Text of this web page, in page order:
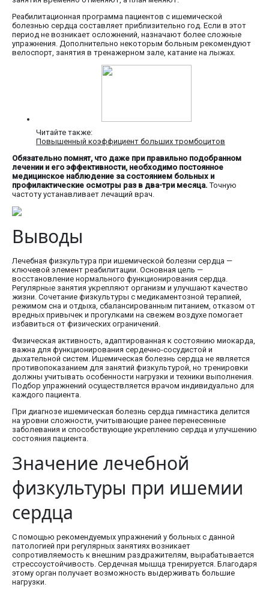
Реабилитационная программа пациентов с ишемической
болезнью сердца составляет приблизительно год. Если в этот
период не возникает осложнений, назначают более сложные
упражнения. Дополнительно некоторым больным рекомендуют
велоспорт, занятия в тренажерном зале, катание на лыжах.
Читайте также:
Повышенный коэффициент больших тромбоцитов
Обязательно помнят, что даже при правильно подобранном
лечении и его эффективности, необходимо постоянное
медицинское наблюдение за состоянием больных и
профилактические осмотры раз в два-три месяца. Точную
частоту устанавливает лечащий врач.
Выводы
Лечебная физкультура при ишемической болезни сердца —
ключевой элемент реабилитации. Основная цель —
восстановление нормального функционирования сердца.
Регулярные занятия укрепляют организм и улучшают качество
жизни. Сочетание физкультуры с медикаментозной терапией,
режимом сна и отдыха, сбалансированным питанием, отказом от
вредных привычек и прогулками на свежем воздухе помогает
избавиться от физических ограничений.
Физическая активность, адаптированная к состоянию миокарда,
важна для функционирования сердечно-сосудистой и
дыхательной систем. Ишемическая болезнь сердца не является
противопоказанием для занятий физкультурой, но тренировки
должны учитывать особенности нагрузки и техники выполнения.
Подбор упражнений осуществляется врачом индивидуально для
каждого пациента.
При диагнозе ишемическая болезнь сердца гимнастика делится
на уровни сложности, учитывающие ранее перенесенные
заболевания и способствующие укреплению сердца и улучшению
состояния пациента.
Значение лечебной
физкультуры при ишемии
сердца
С помощью рекомендуемых упражнений у больных с данной
патологией при регулярных занятиях возникает
сопротивляемость к внешним раздражителям, вырабатывается
стрессоустойчивость. Сердечная мышца тренируется. Благодаря
этому орган получает возможность выдерживать большие
нагрузки.